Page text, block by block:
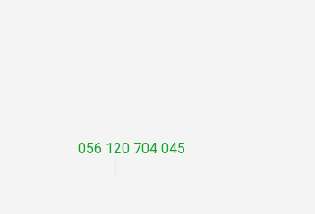
056 120 704 045